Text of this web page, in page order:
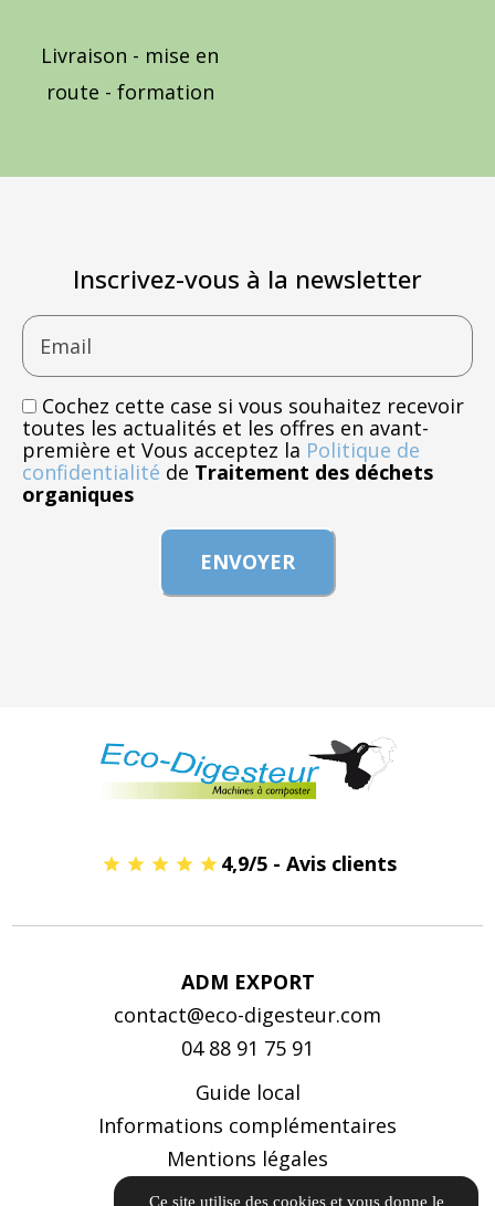
Livraison - mise en
route - formation
Inscrivez-vous à la newsletter
Email
Cochez cette case si vous souhaitez recevoir
toutes les actualités et les offres en avant-
première et Vous acceptez la Politique de
confidentialité de Traitement des déchets
organiques
4,9/5 - Avis clients
ADM EXPORT
contact@eco-digesteur.com
04 88 91 75 91
Guide local
Informations complémentaires
Mentions légales
Politique de confidentialité
Ce site utilise des cookies et vous donne le